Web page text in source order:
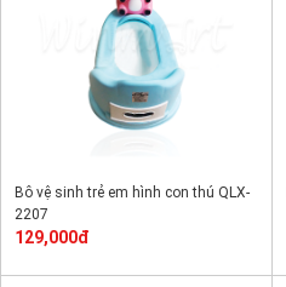
Bô vệ sinh trẻ em hình con thú QLX-
2207
129,000đ